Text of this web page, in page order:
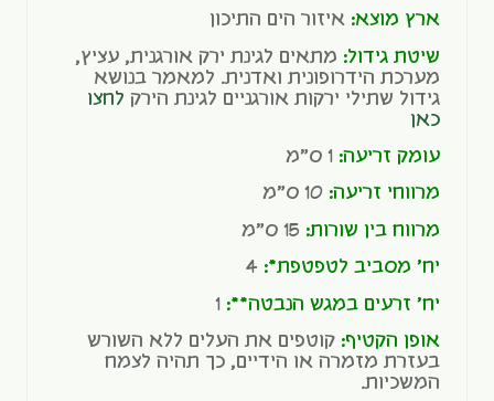
ארץ מוצא: איזור הים התיכון
שיטת גידול: מתאים לגינת ירק אורגנית, עציץ,
מערכת הידרופונית ואדנית. למאמר בנושא
גידול שתילי ירקות אורגניים לגינת הירק לחצו
כאן
עומק זריעה:
מרווחי זריעה:
מרווח בין שורות:
יח' מסביב לטפטפת*: 4
יח' זרעים במגש הנבטה**:
אופן הקטיף: קוטפים את העלים ללא השורש
בעזרת מזמרה או הידיים, כך תהיה לצמח
המשכיות.